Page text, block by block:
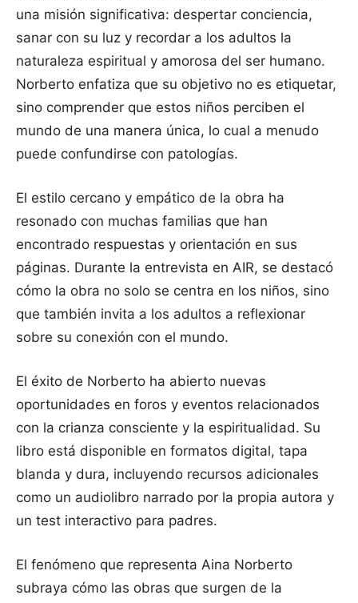
una misión significativa: despertar conciencia,
sanar con su luz y recordar a los adultos la
naturaleza espiritual y amorosa del ser humano.
Norberto enfatiza que su objetivo no es etiquetar,
sino comprender que estos niños perciben el
mundo de una manera única, lo cual a menudo
puede confundirse con patologías.
El estilo cercano y empático de la obra ha
resonado con muchas familias que han
encontrado respuestas y orientación en sus
páginas. Durante la entrevista en AIR, se destacó
cómo la obra no solo se centra en los niños, sino
que también invita a los adultos a reflexionar
sobre su conexión con el mundo.
El éxito de Norberto ha abierto nuevas
oportunidades en foros y eventos relacionados
con la crianza consciente y la espiritualidad. Su
libro está disponible en formatos digital, tapa
blanda y dura, incluyendo recursos adicionales
como un audiolibro narrado por la propia autora y
un test interactivo para padres.
El fenómeno que representa Aina Norberto
subraya cómo las obras que surgen de la